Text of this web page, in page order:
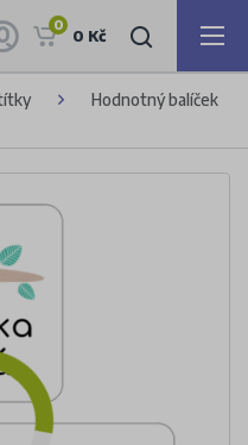
0
0 Kč
Hodnotný balíček